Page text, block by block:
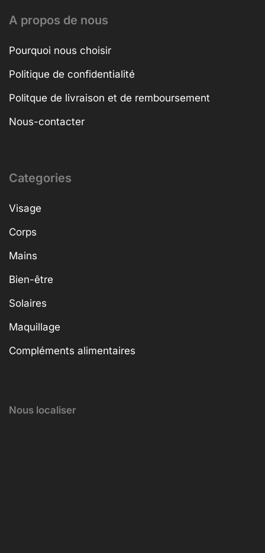
A propos de nous
Pourquoi nous choisir
Politique de confidentialité
Politque de livraison et de remboursement
Nous-contacter
Categories
Visage
Corps
Mains
Bien-être
Solaires
Maquillage
Compléments alimentaires
Nous localiser